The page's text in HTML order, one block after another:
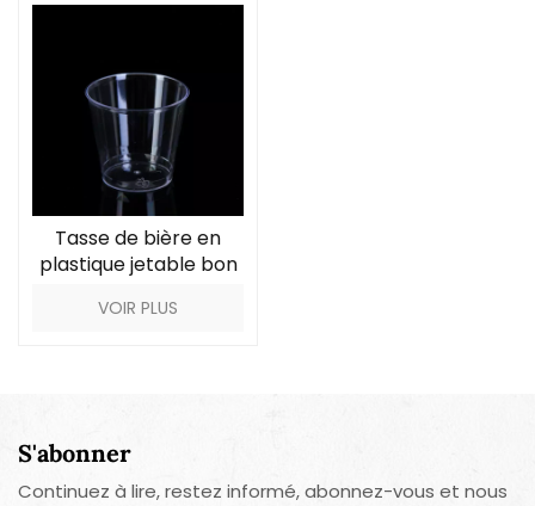
Tasse de bière en
plastique jetable bon
commande de
VOIR PLUS
S'abonner
Continuez à lire, restez informé, abonnez-vous et nous